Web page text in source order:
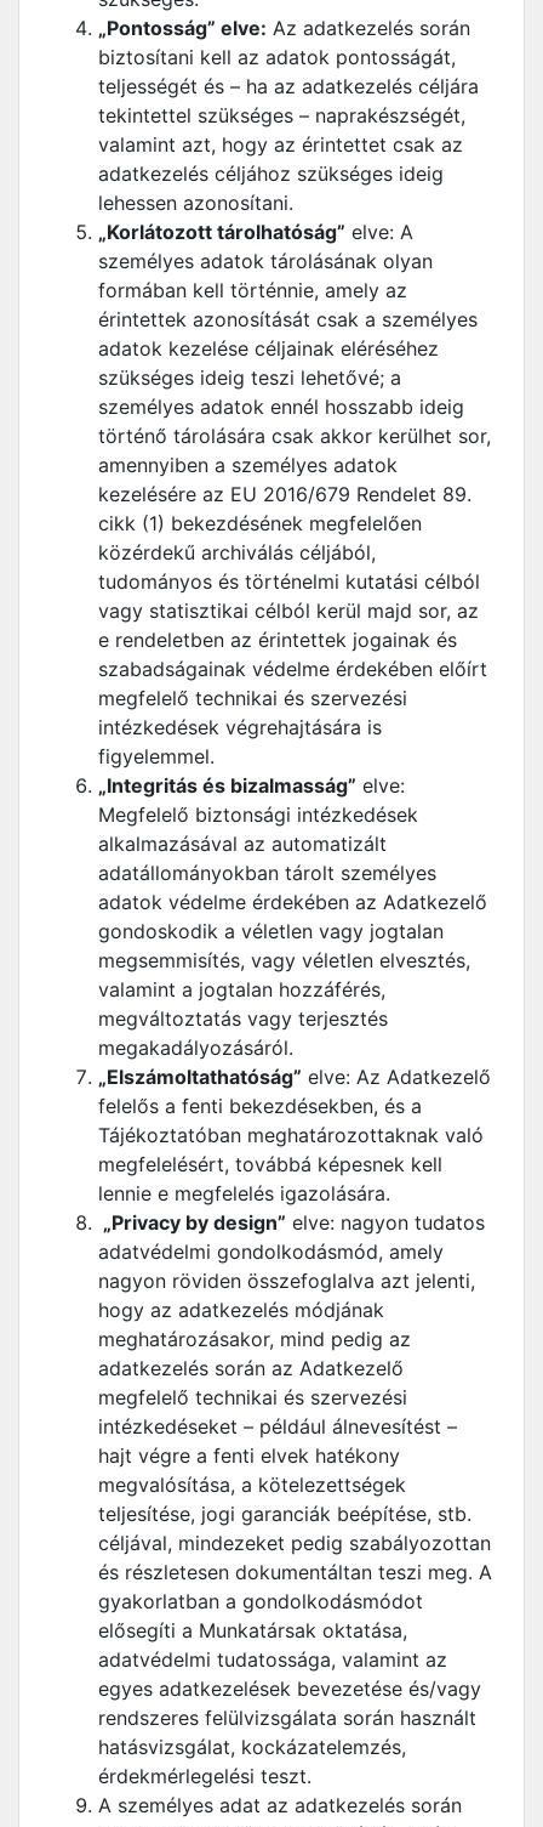
„Pontosság” elve: Az adatkezelés során
biztosítani kell az adatok pontosságát,
teljességét és – ha az adatkezelés céljára
tekintettel szükséges – naprakészségét,
valamint azt, hogy az érintettet csak az
adatkezelés céljához szükséges ideig
lehessen azonosítani.
„Korlátozott tárolhatóság” elve: A
személyes adatok tárolásának olyan
formában kell történnie, amely az
érintettek azonosítását csak a személyes
adatok kezelése céljainak eléréséhez
szükséges ideig teszi lehetővé; a
személyes adatok ennél hosszabb ideig
történő tárolására csak akkor kerülhet sor,
amennyiben a személyes adatok
kezelésére az EU 2016/679 Rendelet 89.
cikk (1) bekezdésének megfelelően
közérdekű archiválás céljából,
tudományos és történelmi kutatási célból
vagy statisztikai célból kerül majd sor, az
e rendeletben az érintettek jogainak és
szabadságainak védelme érdekében előírt
megfelelő technikai és szervezési
intézkedések végrehajtására is
figyelemmel.
„Integritás és bizalmasság” elve:
Megfelelő biztonsági intézkedések
alkalmazásával az automatizált
adatállományokban tárolt személyes
adatok védelme érdekében az Adatkezelő
gondoskodik a véletlen vagy jogtalan
megsemmisítés, vagy véletlen elvesztés,
valamint a jogtalan hozzáférés,
megváltoztatás vagy terjesztés
megakadályozásáról.
„Elszámoltathatóság” elve: Az Adatkezelő
felelős a fenti bekezdésekben, és a
Tájékoztatóban meghatározottaknak való
megfelelésért, továbbá képesnek kell
lennie e megfelelés igazolására.
„Privacy by design” elve: nagyon tudatos
adatvédelmi gondolkodásmód, amely
nagyon röviden összefoglalva azt jelenti,
hogy az adatkezelés módjának
meghatározásakor, mind pedig az
adatkezelés során az Adatkezelő
megfelelő technikai és szervezési
intézkedéseket – például álnevesítést –
hajt végre a fenti elvek hatékony
megvalósítása, a kötelezettségek
teljesítése, jogi garanciák beépítése, stb.
céljával, mindezeket pedig szabályozottan
és részletesen dokumentáltan teszi meg. A
gyakorlatban a gondolkodásmódot
elősegíti a Munkatársak oktatása,
adatvédelmi tudatossága, valamint az
egyes adatkezelések bevezetése és/vagy
rendszeres felülvizsgálata során használt
hatásvizsgálat, kockázatelemzés,
érdekmérlegelési teszt.
A személyes adat az adatkezelés során